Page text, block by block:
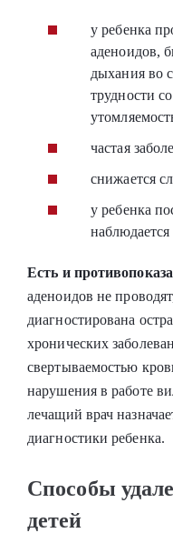
у ребенка
аденоидов,
дыхания во
трудности
частая
снижается
у ребенка
Есть и
аденоидов не
диагностирована
хронических
свертываемостью
нарушения в работе
лечащий врач
диагностики ребенка.
Способы
детей